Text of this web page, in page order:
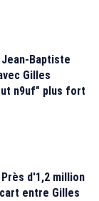
Baptiste
Gilles
n9uf" plus fort
d'1,2 million
entre Gilles